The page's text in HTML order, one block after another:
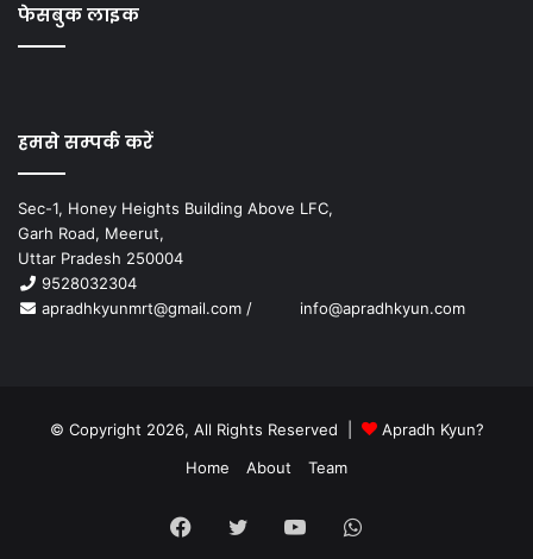
फेसबुक लाइक
हमसे सम्पर्क करें
Sec-1, Honey Heights Building Above LFC,
Garh Road, Meerut,
Uttar Pradesh 250004
9528032304
apradhkyunmrt@gmail.com / info@apradhkyun.com
© Copyright 2026, All Rights Reserved |
Apradh Kyun?
Home
About Team
Facebook
Twitter YouTubeWhatsApp